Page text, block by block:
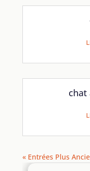
« Entrées Plus